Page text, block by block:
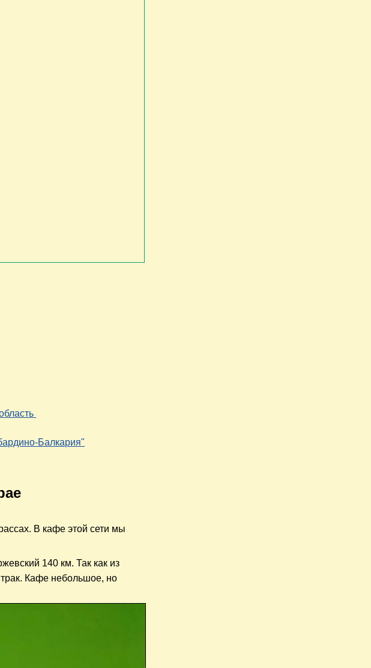
Балкария"
В кафе этой сети мы
140 км. Так как из
Кафе небольшое, но